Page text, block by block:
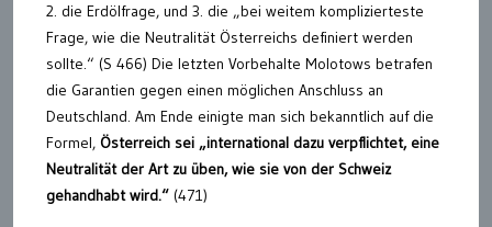
2. die Erdölfrage, und 3. die „bei weitem komplizierteste
Frage, wie die Neutralität Österreichs definiert werden
sollte.“ (S 466) Die letzten Vorbehalte Molotows betrafen
die Garantien gegen einen möglichen Anschluss an
Deutschland. Am Ende einigte man sich bekanntlich auf die
Formel, Österreich sei „international dazu verpflichtet, eine
Neutralität der Art zu üben, wie sie von der Schweiz
gehandhabt wird.“ (471)